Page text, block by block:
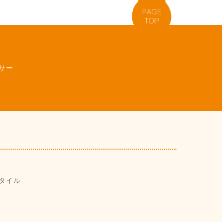
ー
イル